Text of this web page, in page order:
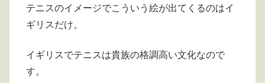
テニスのイメージでこういう絵が出てくるのはイ
ギリスだけ。
イギリスでテニスは貴族の格調高い文化なので
す。